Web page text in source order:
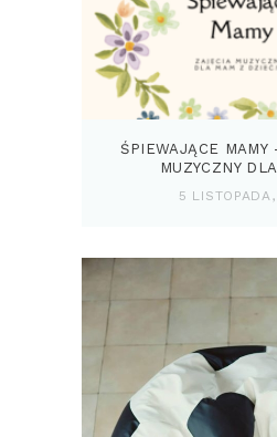
ŚPIEWAJĄCE MAMY
MUZYCZNY
5